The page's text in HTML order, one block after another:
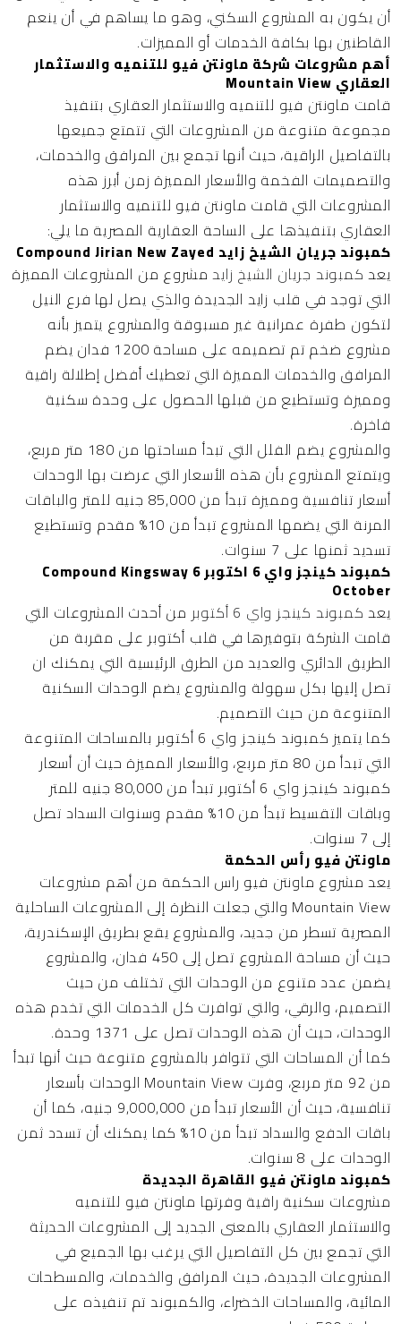
أن يكون به المشروع السكني، وهو ما يساهم في أن ينعم
القاطنين بها بكافة الخدمات أو المميزات.
أهم مشروعات شركة ماونتن فيو للتنميه والاستثمار
العقاري Mountain View
قامت ماونتن فيو للتنميه والاستثمار العقاري بتنفيذ
مجموعة متنوعة من المشروعات التي تتمتع جميعها
بالتفاصيل الراقية، حيث أنها تجمع بين المرافق والخدمات،
والتصميمات الفخمة والأسعار المميزة زمن أبرز هذه
المشروعات التي قامت ماونتن فيو للتنميه والاستثمار
العقاري بتنفيذها على الساحة العقارية المصرية ما يلي:
كمبوند جريان الشيخ زايد Compound Jirian New Zayed
يعد كمبوند جريان الشيخ زايدمشروع من المشروعات المميزة
التي توجد في قلب زايد الجديدة والذي يصل لها فرع النيل
لتكون طفرة عمرانية غير مسبوقة والمشروع يتميز بأنه
مشروع ضخم تم تصميمه على مساحة 1200 فدان يضم
المرافق والخدمات المميزة التي تعطيك أفضل إطلالة راقية
ومميزة وتستطيع من قبلها الحصول على وحدة سكنية
فاخرة.
والمشروع يضم الفلل التي تبدأ مساحتها من 180 متر مربع،
ويتمتع المشروع بأن هذه الأسعار التي عرضت بها الوحدات
أسعار تنافسية ومميزة تبدأ من 85,000 جنيه للمتر والباقات
المرنة التي يضمها المشروع تبدأ من 10% مقدم وتستطيع
تسديد ثمنها على 7 سنوات.
كمبوند كينجز واي 6 اكتوبر Compound Kingsway 6
October
يعد كمبوند كينجز واي 6 أكتوبر
من أحدث المشروعات التي
قامت الشركة بتوفيرها في قلب أكتوبر على مقربة من
الطريق الدائري والعديد من الطرق الرئيسية التي يمكنك ان
تصل إليها بكل سهولة والمشروع يضم الوحدات السكنية
المتنوعة من حيث التصميم.
كما يتميز كمبوند كينجز واي 6 أكتوبر بالمساحات المتنوعة
التي تبدأ من 80 متر مربع، والأسعار المميزة حيث أن أسعار
كمبوند كينجز واي 6 أكتوبر تبدأ من 80,000 جنيه للمتر
وباقات التقسيط تبدأ من 10% مقدم وسنوات السداد تصل
إلى 7 سنوات.
ماونتن فيو رأس الحكمة
يعد مشروع ماونتن فيو راس الحكمة من أهم مشروعات
Mountain View والتي جعلت النظرة إلى المشروعات الساحلية
المصرية تسطر من جديد، والمشروع يقع بطريق الإسكندرية،
حيث أن مساحة المشروع تصل إلى 450 فدان، والمشروع
يضمن عدد متنوع من الوحدات التي تختلف من حيث
التصميم، والرقي، والتي توافرت كل الخدمات التي تخدم هذه
الوحدات، حيث أن هذه الوحدات تصل على 1371 وحدة.
كما أن المساحات التي تتوافر بالمشروع متنوعة حيث أنها تبدأ
من 92 متر مربع، وفرت Mountain View الوحدات بأسعار
تنافسية، حيث أن الأسعار تبدأ من 9,000,000 جنيه، كما أن
باقات الدفع والسداد تبدأ من 10% كما يمكنك أن تسدد ثمن
الوحدات على 8 سنوات.
كمبوند ماونتن فيو القاهرة الجديدة
مشروعات سكنية راقية وفرتها ماونتن فيو للتنميه
والاستثمار العقاري بالمعنى الجديد إلى المشروعات الحديثة
التي تجمع بين كل التفاصيل التي يرغب بها الجميع في
المشروعات الجديدة، حيث المرافق والخدمات، والمسطحات
المائية، والمساحات الخضراء، والكمبوند تم تنفيذه على